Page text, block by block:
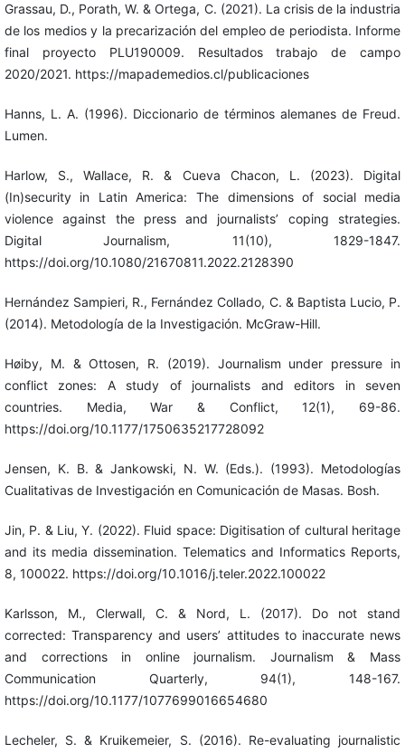
Grassau, D., Porath, W. & Ortega, C. (2021). La crisis de la industria
de los medios y la precarización del empleo de periodista. Informe
final proyecto PLU190009. Resultados trabajo de campo
2020/2021. https://mapademedios.cl/publicaciones
Hanns, L. A. (1996). Diccionario de términos alemanes de Freud.
Lumen.
Harlow, S., Wallace, R. & Cueva Chacon, L. (2023). Digital
(In)security in Latin America: The dimensions of social media
violence against the press and journalists’ coping strategies.
Digital Journalism, 11(10), 1829-1847.
https://doi.org/10.1080/21670811.2022.2128390
Hernández Sampieri, R., Fernández Collado, C. & Baptista Lucio, P.
(2014). Metodología de la Investigación. McGraw-Hill.
Høiby, M. & Ottosen, R. (2019). Journalism under pressure in
conflict zones: A study of journalists and editors in seven
countries. Media, War & Conflict, 12(1), 69-86.
https://doi.org/10.1177/1750635217728092
Jensen, K. B. & Jankowski, N. W. (Eds.). (1993). Metodologías
Cualitativas de Investigación en Comunicación de Masas. Bosh.
Jin, P. & Liu, Y. (2022). Fluid space: Digitisation of cultural heritage
and its media dissemination. Telematics and Informatics Reports,
8, 100022. https://doi.org/10.1016/j.teler.2022.100022
Karlsson, M., Clerwall, C. & Nord, L. (2017). Do not stand
corrected: Transparency and users’ attitudes to inaccurate news
and corrections in online journalism. Journalism & Mass
Communication Quarterly, 94(1), 148-167.
https://doi.org/10.1177/1077699016654680
Lecheler, S. & Kruikemeier, S. (2016). Re-evaluating journalistic